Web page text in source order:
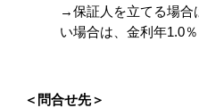
→保証人を立てる場合
い場合は、金利年1.0％
＜問合せ先＞